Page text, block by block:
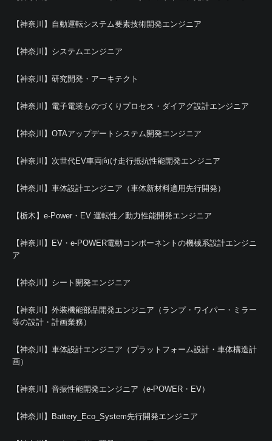
【神奈川】自動運転システム要素技術開発エンジニア
【神奈川】システムエンジニア
【神奈川】研究開発・アーキテクト
【神奈川】電子電装ものづくりプロセス・ダイアグ設計エンジニア
【神奈川】OTAアップデートシステム開発エンジニア
【神奈川】次世代EV車両向け走行抵抗性能開発エンジニア
【神奈川】車体設計エンジニア（車体新材料適用先行開発）
【栃木】e-Power・EV 運転性／動力性能開発エンジニア
【神奈川】EV・e-POWER電動コンポーネントの機械系設計エンジニ
ア
【神奈川】シート開発エンジニア
【神奈川】外装機能部品開発エンジニア（ランプ・ワイパー・ミラー
等の設計・計画業務）
【神奈川】車体設計エンジニア（プラットフォーム設計・車体構造計
画）
【神奈川】音振性能開発エンジニア（e-POWER・EV）
【神奈川】Battery_Eco_System先行開発エンジニア